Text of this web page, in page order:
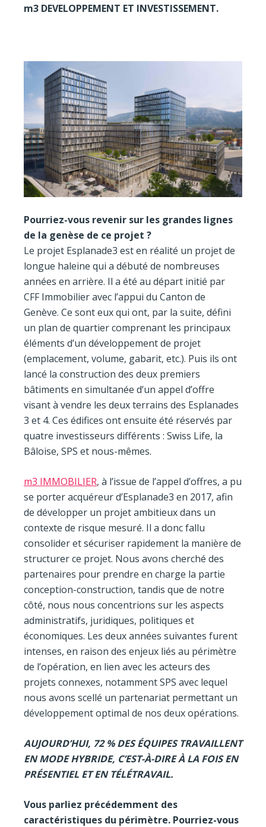
m3 DEVELOPPEMENT ET INVESTISSEMENT.
Pourriez-vous revenir sur les grandes lignes
de la genèse de ce projet ?
Le projet Esplanade3 est en réalité un projet de
longue haleine qui a débuté de nombreuses
années en arrière. Il a été au départ initié par
CFF Immobilier avec l’appui du Canton de
Genève. Ce sont eux qui ont, par la suite, défini
un plan de quartier comprenant les principaux
éléments d’un développement de projet
(emplacement, volume, gabarit, etc.). Puis ils ont
lancé la construction des deux premiers
bâtiments en simultanée d’un appel d’offre
visant à vendre les deux terrains des Esplanades
3 et 4. Ces édifices ont ensuite été réservés par
quatre investisseurs différents : Swiss Life, la
Bâloise, SPS et nous-mêmes.
m3 IMMOBILIER, à l’issue de l’appel d’offres, a pu
se porter acquéreur d’Esplanade3 en 2017, afin
de développer un projet ambitieux dans un
contexte de risque mesuré. Il a donc fallu
consolider et sécuriser rapidement la manière de
structurer ce projet. Nous avons cherché des
partenaires pour prendre en charge la partie
conception-construction, tandis que de notre
côté, nous nous concentrions sur les aspects
administratifs, juridiques, politiques et
économiques. Les deux années suivantes furent
intenses, en raison des enjeux liés au périmètre
de l’opération, en lien avec les acteurs des
projets connexes, notamment SPS avec lequel
nous avons scellé un partenariat permettant un
développement optimal de nos deux opérations.
AUJOURD’HUI, 72 % DES ÉQUIPES TRAVAILLENT
EN MODE HYBRIDE, C’EST-À-DIRE À LA FOIS EN
PRÉSENTIEL ET EN TÉLÉTRAVAIL.
Vous parliez précédemment des
caractéristiques du périmètre. Pourriez-vous